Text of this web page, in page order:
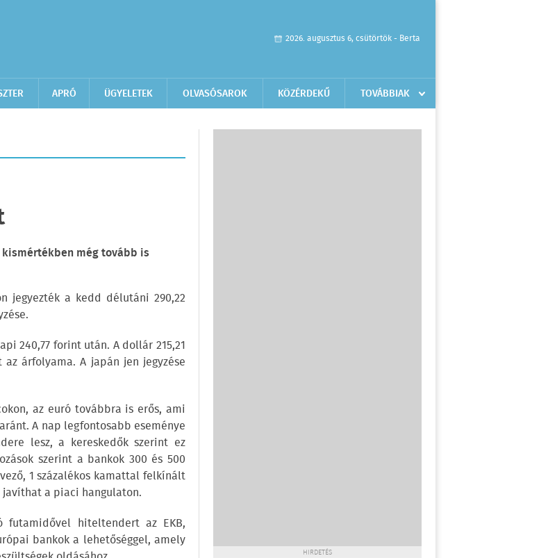
2026. augusztus 6, csütörtök - Berta
APRÓ ÜGYELETEK OLVASÓSAROK KÖZÉRDEKŰ TOVÁBBIAK
még tovább is
jegyezték a kedd délutáni 290,22
240,77 forint után. A dollár 215,21
árfolyama. A japán jen jegyzése
az euró továbbra is erős, ami
A nap legfontosabb eseménye
lesz, a kereskedők szerint ez
szerint a bankok 300 és 500
1 százalékos kamattal felkínált
a piaci hangulaton.
futamidővel hiteltendert az EKB,
bankok a lehetőséggel, amely
HIRDETÉS